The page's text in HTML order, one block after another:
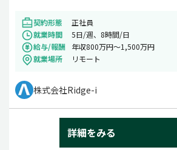
契約形態
正社員
就業時間
5日/週、8時間/日
給与/報酬
年収800万円〜1,500万円
就業場所
リモート
株式会社Ridge-i
詳細をみる